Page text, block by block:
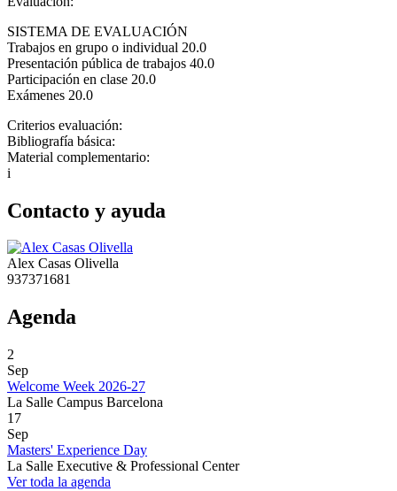
SISTEMA DE EVALUACIÓN
Trabajos en grupo o individual 20.0
Presentación pública de trabajos 40.0
Participación en clase 20.0
Exámenes 20.0
Criterios evaluación:
Bibliografía básica:
Material complementario:
i
Contacto y ayuda
Alex Casas Olivella
937371681
Agenda
2
Sep
Welcome Week 2026-27
La Salle Campus Barcelona
17
Sep
Masters' Experience Day
La Salle Executive & Professional Center
Ver toda la agenda